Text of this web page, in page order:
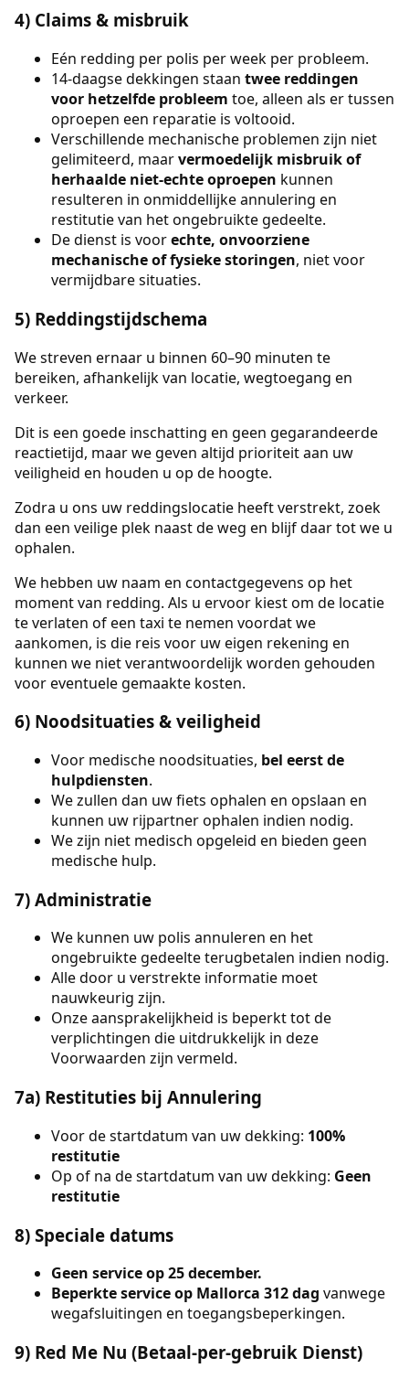
4) Claims & misbruik
Eén redding per polis per week per probleem.
14-daagse dekkingen staan twee reddingen
voor hetzelfde probleem toe, alleen als er tussen
oproepen een reparatie is voltooid.
Verschillende mechanische problemen zijn niet
gelimiteerd, maarvermoedelijk misbruik of
herhaalde niet-echte oproepen kunnen
resulteren in onmiddellijke annulering en
restitutie van het ongebruikte gedeelte.
De dienst is voorechte, onvoorziene
mechanische of fysieke storingen, niet voor
vermijdbare situaties.
5) Reddingstijdschema
We streven ernaar u binnen 60–90 minuten te
bereiken, afhankelijk van locatie, wegtoegang en
verkeer.
Dit is een goede inschatting en geen gegarandeerde
reactietijd, maar we geven altijd prioriteit aan uw
veiligheid en houden u op de hoogte.
Zodra u ons uw reddingslocatie heeft verstrekt, zoek
dan een veilige plek naast de weg en blijf daar tot we u
ophalen.
We hebben uw naam en contactgegevens op het
moment van redding. Als u ervoor kiest om de locatie
te verlaten of een taxi te nemen voordat we
aankomen, is die reis voor uw eigen rekening en
kunnen we niet verantwoordelijk worden gehouden
voor eventuele gemaakte kosten.
6) Noodsituaties & veiligheid
Voor medische noodsituaties, bel eerst de
hulpdiensten.
We zullen dan uw fiets ophalen en opslaan en
kunnen uw rijpartner ophalen indien nodig.
We zijn niet medisch opgeleid en bieden geen
medische hulp.
7) Administratie
We kunnen uw polis annuleren en het
ongebruikte gedeelte terugbetalen indien nodig.
Alle door u verstrekte informatie moet
nauwkeurig zijn.
Onze aansprakelijkheid is beperkt tot de
verplichtingen die uitdrukkelijk in deze
Voorwaarden zijn vermeld.
7a) Restituties bij Annulering
Voor de startdatum van uw dekking: 100%
restitutie
Op of na de startdatum van uw dekking: Geen
restitutie
8) Speciale datums
Geen service op 25 december.
Beperkte service op Mallorca 312 dag vanwege
wegafsluitingen en toegangsbeperkingen.
9) Red Me Nu (Betaal-per-gebruik Dienst)